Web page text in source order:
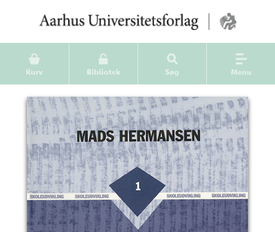
Kurv Bibliotek Søg Menu